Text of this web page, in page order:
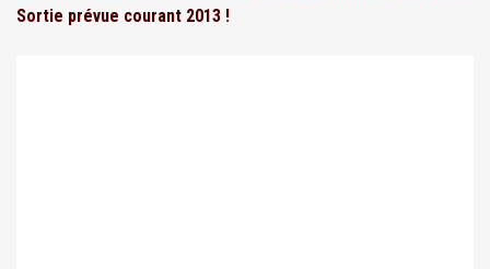
Sortie prévue courant 2013 !